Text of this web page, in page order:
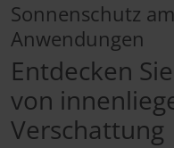
Sonnenschutz
Anwendungen
Entdecken
von
Verschattung